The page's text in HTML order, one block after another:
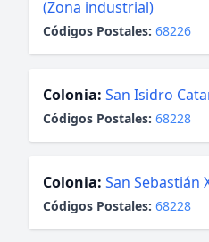
(Zona industrial)
Códigos Postales: 68226
Colonia: San Isidro
Códigos Postales: 68228
Colonia: San Sebastián
Códigos Postales: 68228